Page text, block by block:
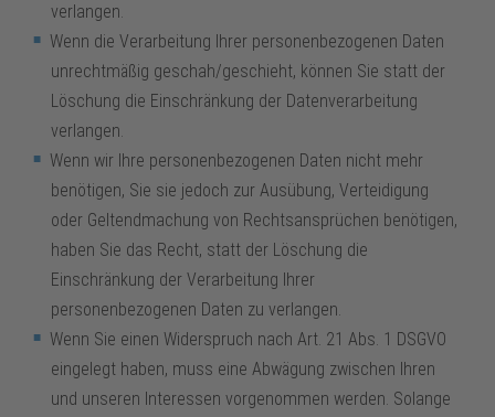
verlangen.
Wenn die Verarbeitung Ihrer personenbezogenen Daten
unrechtmäßig geschah/geschieht, können Sie statt der
Löschung die Einschränkung der Datenverarbeitung
verlangen.
Wenn wir Ihre personenbezogenen Daten nicht mehr
benötigen, Sie sie jedoch zur Ausübung, Verteidigung
oder Geltendmachung von Rechtsansprüchen benötigen,
haben Sie das Recht, statt der Löschung die
Einschränkung der Verarbeitung Ihrer
personenbezogenen Daten zu verlangen.
Wenn Sie einen Widerspruch nach Art. 21 Abs. 1 DSGVO
eingelegt haben, muss eine Abwägung zwischen Ihren
und unseren Interessen vorgenommen werden. Solange